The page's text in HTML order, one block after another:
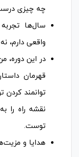
چه چیزی
سال‌ها
واقعی دارم،
در این دوره،
قهرمان
توانمند
نقشه راه را
توست.
هدایا و